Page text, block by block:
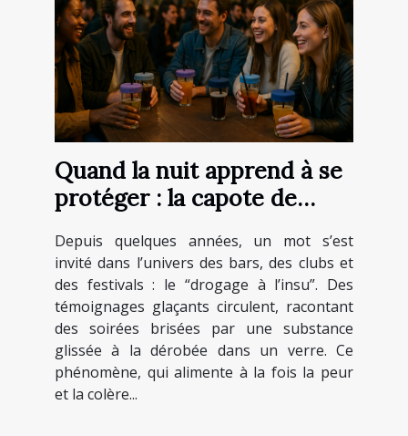
Quand la nuit apprend à se
protéger : la capote de
soirées festives
Depuis quelques années, un mot s’est
invité dans l’univers des bars, des clubs et
des festivals : le “drogage à l’insu”. Des
témoignages glaçants circulent, racontant
des soirées brisées par une substance
glissée à la dérobée dans un verre. Ce
phénomène, qui alimente à la fois la peur
et la colère...